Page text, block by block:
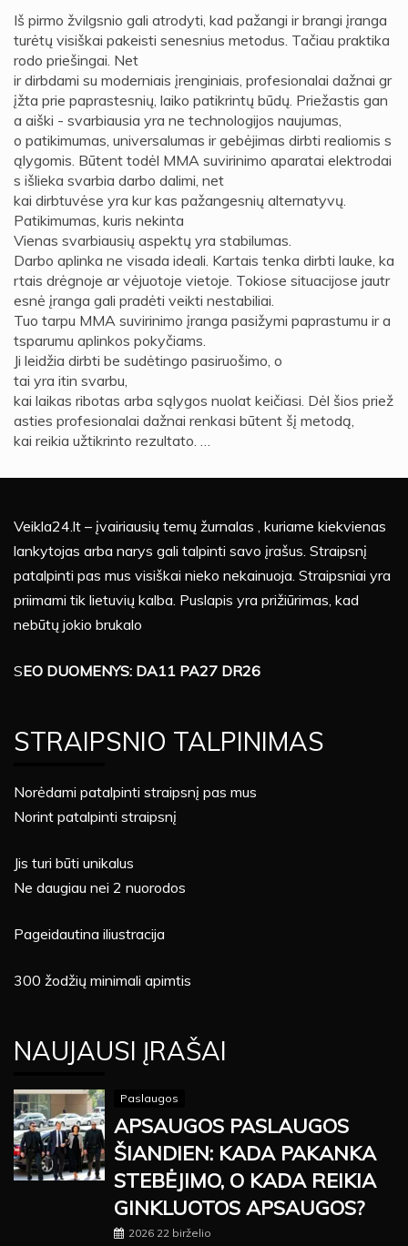
Iš pirmo žvilgsnio gali atrodyti, kad pažangi ir brangi įranga
turėtų visiškai pakeisti senesnius metodus. Tačiau praktika
rodo priešingai. Net
ir dirbdami su moderniais įrenginiais, profesionalai dažnai gr
įžta prie paprastesnių, laiko patikrintų būdų. Priežastis gan
a aiški - svarbiausia yra ne technologijos naujumas,
o patikimumas, universalumas ir gebėjimas dirbti realiomis s
ąlygomis. Būtent todėl MMA suvirinimo aparatai elektrodai
s išlieka svarbia darbo dalimi, net
kai dirbtuvėse yra kur kas pažangesnių alternatyvų.
Patikimumas, kuris nekinta
Vienas svarbiausių aspektų yra stabilumas.
Darbo aplinka ne visada ideali. Kartais tenka dirbti lauke, ka
rtais drėgnoje ar vėjuotoje vietoje. Tokiose situacijose jautr
esnė įranga gali pradėti veikti nestabiliai.
Tuo tarpu MMA suvirinimo įranga pasižymi paprastumu ir a
tsparumu aplinkos pokyčiams.
Ji leidžia dirbti be sudėtingo pasiruošimo, o
tai yra itin svarbu,
kai laikas ribotas arba sąlygos nuolat keičiasi. Dėl šios priež
asties profesionalai dažnai renkasi būtent šį metodą,
kai reikia užtikrinto rezultato. …
Veikla24.lt – įvairiausių temų žurnalas , kuriame kiekvienas
lankytojas arba narys gali talpinti savo įrašus. Straipsnį
patalpinti pas mus visiškai nieko nekainuoja. Straipsniai yra
priimami tik lietuvių kalba. Puslapis yra prižiūrimas, kad
nebūtų jokio brukalo
SEO DUOMENYS: DA11 PA27 DR26
STRAIPSNIO TALPINIMAS
Norėdami patalpinti straipsnį pas mus
Norint patalpinti straipsnį
Jis turi būti unikalus
Ne daugiau nei 2 nuorodos
Pageidautina iliustracija
300 žodžių minimali apimtis
NAUJAUSI ĮRAŠAI
Paslaugos
APSAUGOS PASLAUGOS
ŠIANDIEN: KADA PAKANKA
STEBĖJIMO, O KADA REIKIA
GINKLUOTOS APSAUGOS?
2026 22 birželio